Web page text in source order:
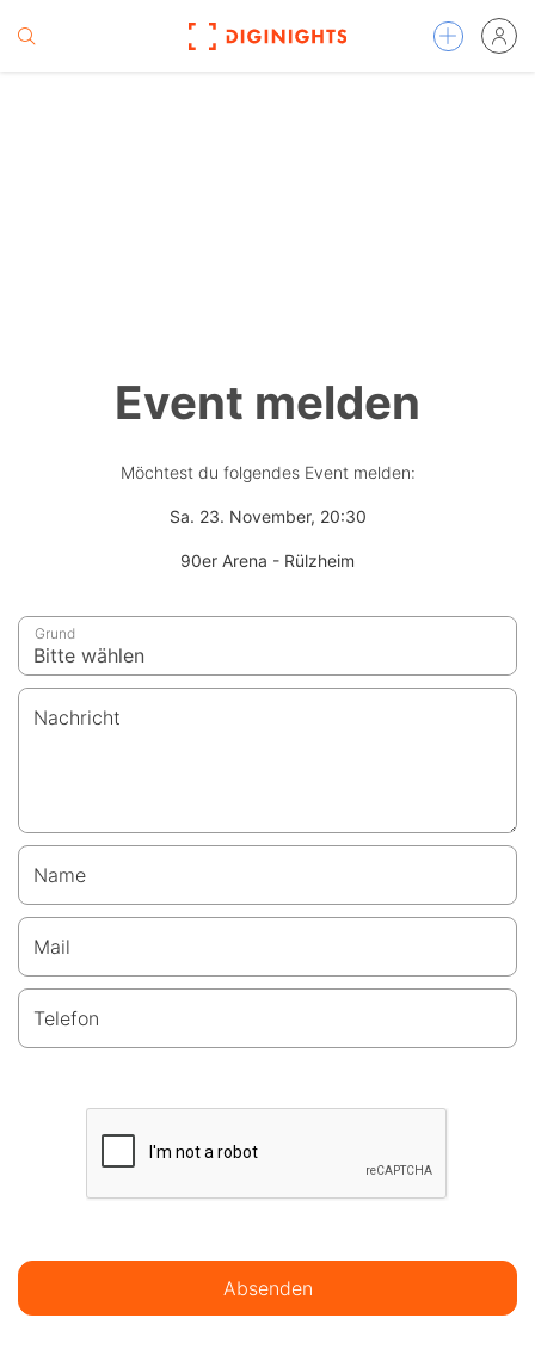
Event melden
Möchtest du folgendes Event melden:
Sa. 23. November, 20:30
90er Arena - Rülzheim
Grund
Nachricht
Name
Mail
Telefon
Absenden